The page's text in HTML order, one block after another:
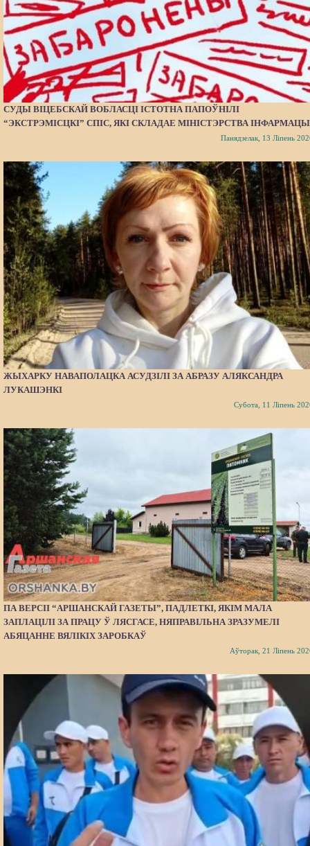
СУДЫ ВІЦЕБСКАЙ ВОБЛАСЦІ ІСТОТНА ПАПОЎНІЛІ
“ЭКСТРЭМІСЦКІ” СПІС, ЯКІ СКЛАДАЕ МІНІСТЭРСТВА
Панядзелак, 13 Ліпень
ЖЫХАРКУ НАВАПОЛАЦКА АСУДЗІЛІ ЗА АБРАЗУ АЛЯКСАНДРА
ЛУКАШЭНКІ
Субота, 11 Ліпень
ПА ВЕРСІІ “АРШАНСКАЙ ГАЗЕТЫ”, ПАДЛЕТКІ, ЯКІМ МАЛА
ЗАПЛАЦІЛІ ЗА ПРАЦУ Ў ЛЯСГАСЕ, НЯПРАВІЛЬНА ЗРАЗУМЕЛІ
АБЯЦАННЕ ВЯЛІКІХ ЗАРОБКАЎ
Аўторак, 21 Ліпень